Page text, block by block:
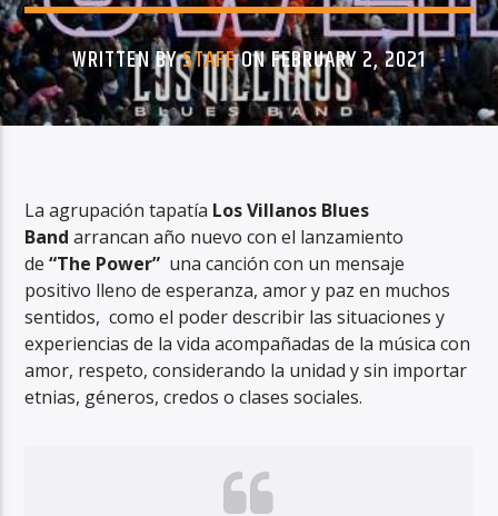
CURRENT TRACK
TITLE
ARTIST
RadioAlternativo Live
WRITTEN BYSTAFFON FEBRUARY 2, 2021
La agrupación tapatía Los Villanos Blues
Band arrancan año nuevo con el lanzamiento
de“The Power” una canción con un mensaje
positivo lleno de esperanza, amor y paz en muchos
sentidos, como el poder describir las situaciones y
experiencias de la vida acompañadas de la música con
amor, respeto, considerando la unidad y sin importar
etnias, géneros, credos o clases sociales.